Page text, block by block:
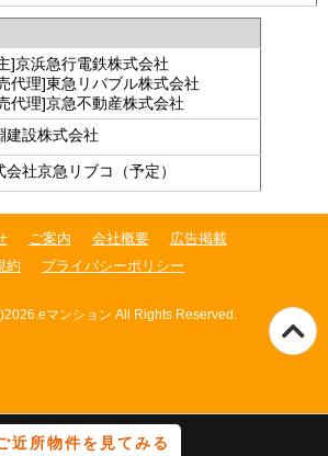
近所物件を見てみる
]京浜急行電鉄株式会社
代理]東急リバブル株式会社
代理]京急不動産株式会社
建設株式会社
会社京急リブコ（予定）
ご案内 会社概要
広告掲載
約
プライバシーポリシー
マンション All Rights Reserved.